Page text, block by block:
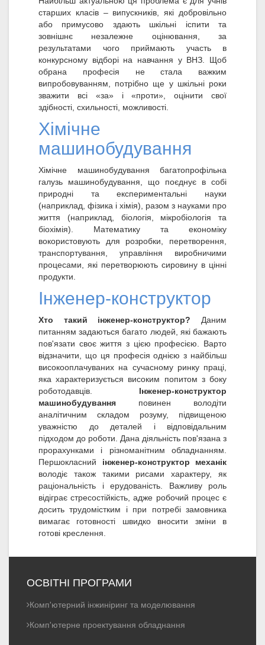
старших класів – випускників, які добровільно
або примусово здають шкільні іспити та
зовнішнє незалежне оцінювання, за
результатами чого приймають участь в
конкурсному відборі на навчання у ВНЗ. Щоб
обрана професія не стала важким
випробовуванням, потрібно ще у шкільні роки
зважити всі «за» і «проти», оцінити свої
здібності, схильності, можливості.
Хімічне
машинобудування
Хімічне машинобудування багатопрофільна
галузь машинобудування, що поєднує в собі
природні та експериментальні науки
(наприклад, фізика і хімія), разом з науками про
життя (наприклад, біологія, мікробіологія та
біохімія). Математику та економіку
вокористовують для розробки, перетворення,
транспортування, управління виробничими
процесами, які перетворюють сировину в цінні
продукти.
Інженер-конструктор
Хто такий інженер-конструктор? Даним
питанням задаються багато людей, які бажають
пов'язати своє життя з цією професією. Варто
відзначити, що ця професія однією з найбільш
високооплачуваних на сучасному ринку праці,
яка характеризується високим попитом з боку
роботодавців. Інженер-конструктор
машинобудування повинен володіти
аналітичним складом розуму, підвищеною
уважністю до деталей і відповідальним
підходом до роботи. Дана діяльність пов'язана з
прорахунками і різноманітним обладнанням.
Першокласний інженер-конструктор механік
володіє також такими рисами характеру, як
раціональність і ерудованість. Важливу роль
відіграє стресостійкість, адже робочий процес є
досить трудомістким і при потребі замовника
вимагає готовності швидко вносити зміни в
готові креслення.
ОСВІТНІ ПРОГРАМИ
Комп'ютерний інжиніринг та моделювання
Комп'ютерне проектування обладнання